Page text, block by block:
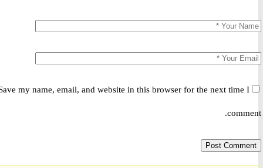
Save my name, email, and website in this browser for the next time